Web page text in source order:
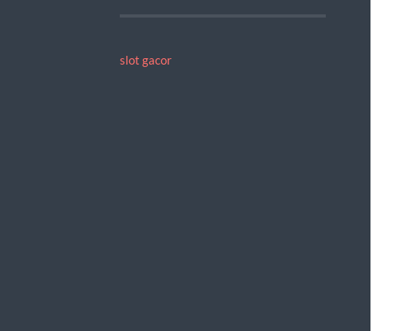
slot gacor